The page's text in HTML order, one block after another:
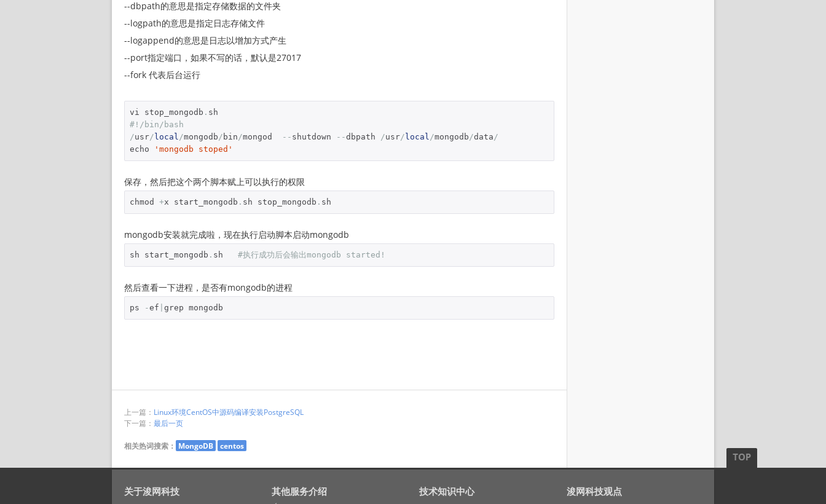
--dbpath的意思是指定存储数据的文件夹
--logpath的意思是指定日志存储文件
--logappend的意思是日志以增加方式产生
--port指定端口，如果不写的话，默认是27017
--fork 代表后台运行
vi stop_mongodb .
#!/bin/bash
/usr/ local /mongodb / bin /mongod -- shutdown --dbpath /usr/ local /mongodb /data /
echo
'mongodb stoped'
保存，然后把这个两个脚本赋上可以执行的权限
chmod +x start_mongodb . sh stop_mongodb . sh
mongodb安装就完成啦，现在执行启动脚本启动mongodb
sh start_mongodb . sh #执行成功后会输出mongodb started!
然后查看一下进程，是否有mongodb的进程
ps -ef grep mongodb
上一篇： Linux环境CentOS中源码编译安装PostgreSQL
下一篇： 最后一页
相关热词搜索： MongoDB centos
关于浚网科技 其他服务介绍 技术知识中心 浚网科技观点